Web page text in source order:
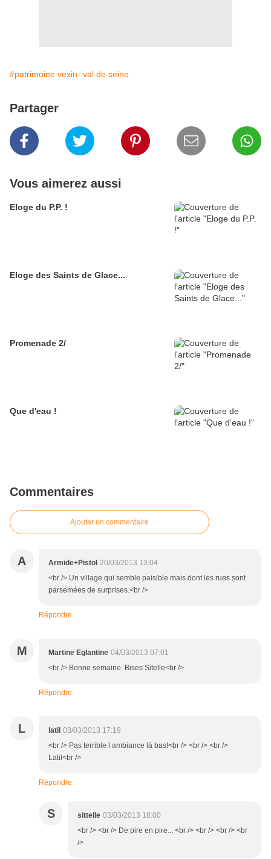
#patrimoine vexin- val de seine
Partager
Vous aimerez aussi
Eloge du P.P. !
Eloge des Saints de Glace...
Promenade 2/
Que d'eau !
Commentaires
Ajouter un commentaire
A Armide+Pistol 20/03/2013 13:04
<br /> Un village qui semble paisible mais dont les rues sont
parsemées de surprises.<br />
Répondre
M Martine Eglantine 04/03/2013 07:01
<br /> Bonne semaine. Bises Sitelle<br />
Répondre
L latil 03/03/2013 17:19
<br /> Pas terrible l ambiance là bas!<br /> <br /> <br />
Latil<br />
Répondre
S sittelle 03/03/2013 18:00
<br /> <br /> De pire en pire... <br /> <br /> <br /> <br
/>